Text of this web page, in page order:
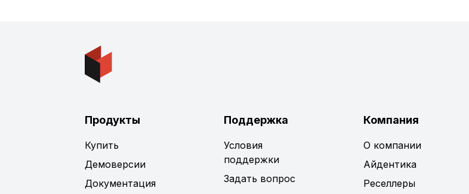
Продукты
Купить
Демоверсии
Документация
Поддержка
Условия
поддержки
Задать вопрос
Компания
О компании
Айдентика
Реселлеры